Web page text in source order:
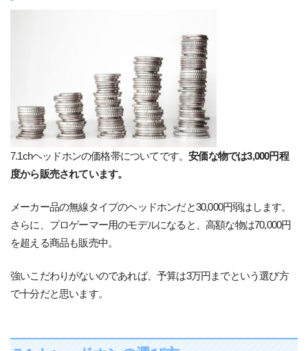
7.1chヘッドホンの価格帯についてです。安価な物では3,000円程
度から販売されています。
メーカー品の無線タイプのヘッドホンだと30,000円弱はします。
さらに、プロゲーマー用のモデルになると、高額な物は70,000円
を超える商品も販売中。
強いこだわりがないのであれば、予算は3万円までという選び方
で十分だと思います。